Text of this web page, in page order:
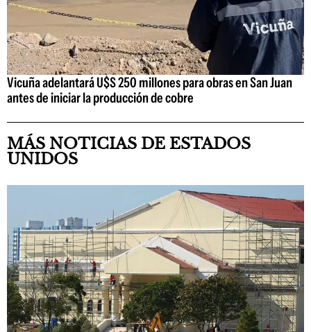
Vicuña adelantará U$S 250 millones para obras en San Juan
antes de iniciar la producción de cobre
MÁS NOTICIAS DE ESTADOS
UNIDOS